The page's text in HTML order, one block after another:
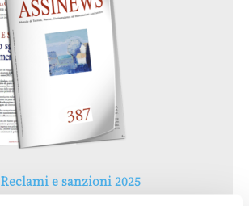
Reclami e sanzioni 2025